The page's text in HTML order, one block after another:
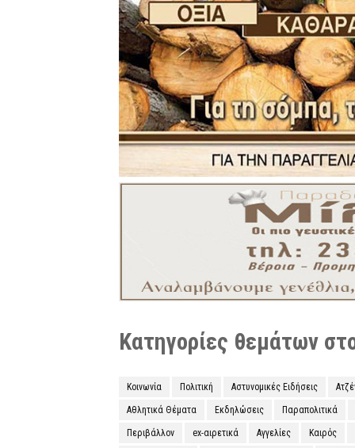
Κατηγορίες θεμάτων
Κοινωνία Πολιτική Αστυνομικές Ειδήσεις
Αθλητικά Θέματα Εκδηλώσεις Παραπολιτικά
Περιβάλλον ex-αιρετικά Αγγελίες Καιρός